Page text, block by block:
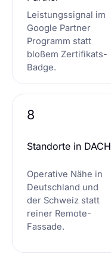
Leistungssignal im
Google Partner
Programm statt
bloßem Zertifikats-
Badge.
8
Standorte in DACH
Operative Nähe in
Deutschland und
der Schweiz statt
reiner Remote-
Fassade.